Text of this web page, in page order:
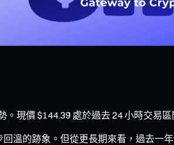
現價 $144.39 處於過去 24 小時交易區
溫的跡象。但從更長期來看，過去一